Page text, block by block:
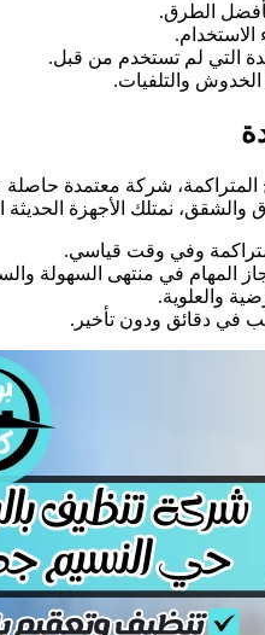
الطرق.
الاستخدام.
التي لم تستخدم من قبل.
والتلفيات.
شركة معتمدة
نمتلك الأجهزة
وفي وقت قياسي.
المهام في منتهى السهولة
والعلوية.
في دقائق ودون تأخير.